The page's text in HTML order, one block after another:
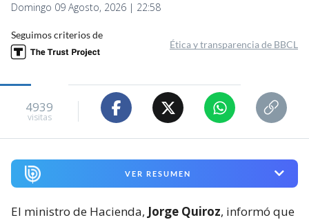
Domingo 09 Agosto, 2026 | 22:58
Seguimos criterios de
Ética y transparencia de BBCL
4939
visitas
VER RESUMEN
El ministro de Hacienda, Jorge Quiroz, informó que